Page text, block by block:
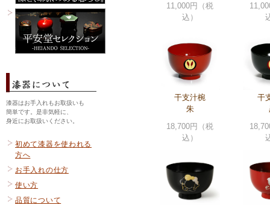
漆器はお手入れもお取扱いも
簡単です。是非気軽に、
身近にお取扱いください。
初めて漆器を使われる
方へ
お手入れの仕方
使い方
品質について
11,000円（税
込）
干支汁椀
朱
18,700円（税
込）
干